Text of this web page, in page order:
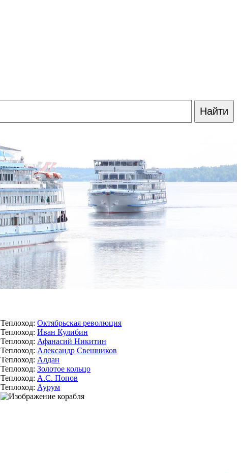
Теплоход:Октябрьская революция
Теплоход:Иван Кулибин
Теплоход: Афанасий Никитин
Теплоход: Александр Свешников
Теплоход: Алдан
Теплоход:Золотое кольцо
Теплоход: А.С. Попов
Теплоход: Аурум